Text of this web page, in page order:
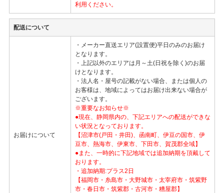
利用ください。
配送について
お届けについて
・メーカー直送エリア(設置便)平日のみのお届け
となります。
・上記以外のエリアは月～土(日祝を除く)のお届
けとなります。
・法人名・屋号の記載がない場合、または個人の
お客様は、地域によってはお届け出来ない場合が
ございます。
※重要なお知らせ※
●現在、静岡県内の、下記エリアへの配送ができな
い状況となっております。
【沼津市(戸田・井田)、函南町、伊豆の国市、伊
豆市、熱海市、伊東市、下田市、賀茂郡全域】
●また、一時的に下記地域では追加納期を頂戴して
おります。
・追加納期:プラス2日
【福岡市・糸島市・大野城市・太宰府市・筑紫野
市・春日市・筑紫郡・古河市・糟屋郡】